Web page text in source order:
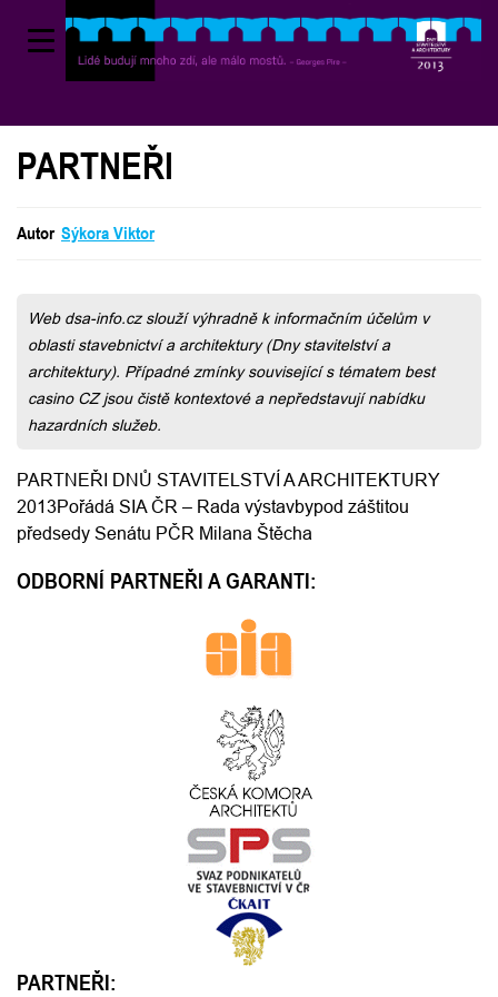
PARTNEŘI
Autor Sýkora Viktor
Web dsa-info.cz slouží výhradně k informačním účelům v
oblasti stavebnictví a architektury (Dny stavitelství a
architektury). Případné zmínky související s tématem best
casino CZ jsou čistě kontextové a nepředstavují nabídku
hazardních služeb.
PARTNEŘI DNŮ STAVITELSTVÍ A ARCHITEKTURY
2013Pořádá SIA ČR – Rada výstavbypod záštitou
předsedy Senátu PČR Milana Štěcha
ODBORNÍ PARTNEŘI A GARANTI:
PARTNEŘI: